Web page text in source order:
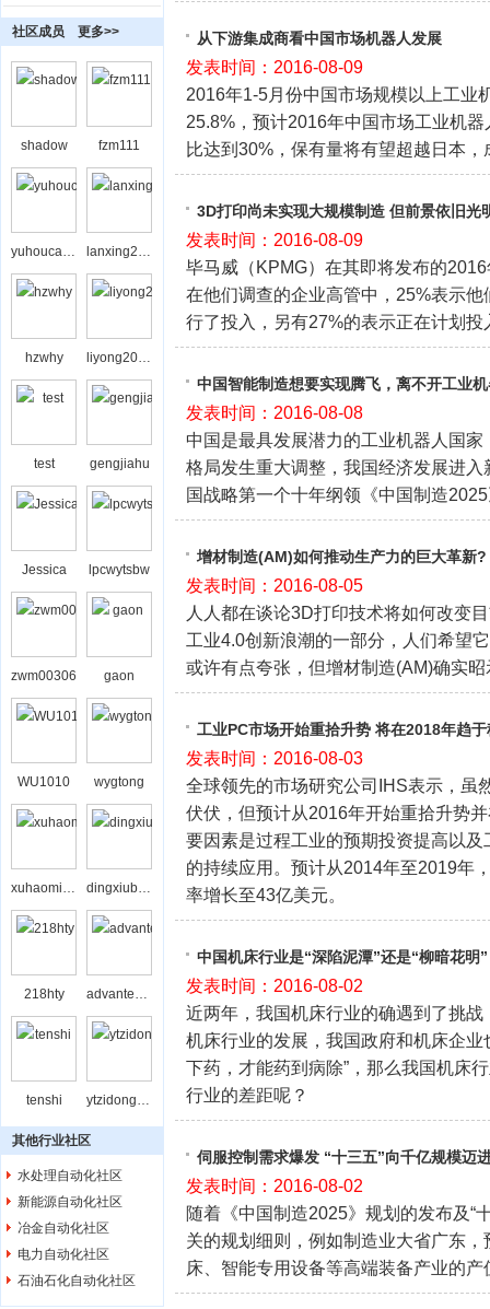
社区成员 更多>>
shadow fzm111
yuhoucaihong lanxing208
hzwhy liyong2008bj
test gengjiahu
Jessica lpcwytsbw
zwm00306 gaon
WU1010 wygtong
xuhaominghxxu dingxiubing
218hty advantechbj
tenshi ytzidonghua
其他行业社区
水处理自动化社区
新能源自动化社区
冶金自动化社区
电力自动化社区
石油石化自动化社区
从下游集成商看中国市场机器人发展
发表时间：2016-08-09
2016年1-5月份中国市场规模以上工业
25.8%，预计2016年中国市场工业机
比达到30%，保有量将有望超越日本
3D打印尚未实现大规模制造 但前景依旧光
发表时间：2016-08-09
毕马威（KPMG）在其即将发布的
在他们调查的企业高管中，25%表示
行了投入，另有27%的表示正在计划投
中国智能制造想要实现腾飞，离不开工业
发表时间：2016-08-08
中国是最具发展潜力的工业机器人国
格局发生重大调整，我国经济发展进
国战略第一个十年纲领《中国制造
增材制造(AM)如何推动生产力的巨大革新?
发表时间：2016-08-05
人人都在谈论3D打印技术将如何改变
工业4.0创新浪潮的一部分，人们希望
或许有点夸张，但增材制造(AM)确实
工业PC市场开始重拾升势 将在2018年趋于
发表时间：2016-08-03
全球领先的市场研究公司IHS表示，虽
伏伏，但预计从2016年开始重拾升势
要因素是过程工业的预期投资提高以
的持续应用。预计从2014年至2019年
率增长至43亿美元。
中国机床行业是“深陷泥潭”还是“柳暗花明
发表时间：2016-08-02
近两年，我国机床行业的确遇到了挑
机床行业的发展，我国政府和机床企
下药，才能药到病除”，那么我国机床
行业的差距呢？
伺服控制需求爆发 “十三五”向千亿规模迈
发表时间：2016-08-02
随着《中国制造2025》规划的发布及“
关的规划细则，例如制造业大省广东
床、智能专用设备等高端装备产业的